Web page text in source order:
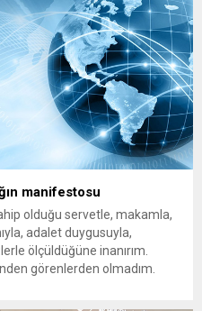
manifestosu
olduğu servetle, makamla,
adalet duygusuyla,
ölçüldüğüne inanırım.
görenlerden olmadım.